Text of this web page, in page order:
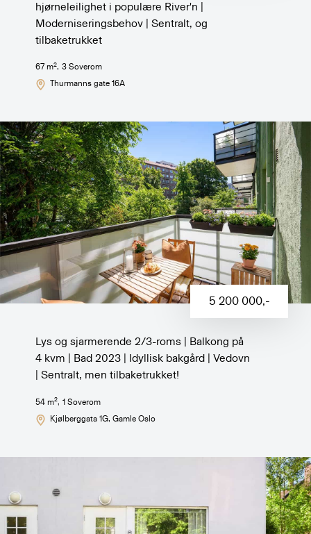
hjørneleilighet i populære River'n |
Moderniseringsbehov | Sentralt, og
tilbaketrukket
67 m2, 3Soverom
Thurmanns gate 16A
5 200 000,-
Lys og sjarmerende 2/3-roms | Balkong på
4 kvm | Bad 2023 | Idyllisk bakgård | Vedovn
| Sentralt, men tilbaketrukket!
54 m2, 1 Soverom
Kjølberggata 1G, Gamle Oslo